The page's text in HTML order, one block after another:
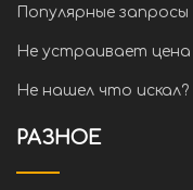
Популярные запросы
Не устраивает
Не нашел что искал?
РАЗНОЕ